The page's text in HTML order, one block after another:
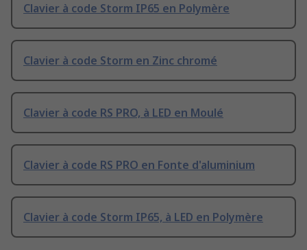
Clavier à code Storm IP65 en Polymère
Clavier à code Storm en Zinc chromé
Clavier à code RS PRO, à LED en Moulé
Clavier à code RS PRO en Fonte d'aluminium
Clavier à code Storm IP65, à LED en Polymère